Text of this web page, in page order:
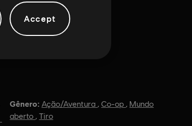
Gênero: Ação/Aventura ,Co-op , Mundo
aberto ,Tiro
Accept